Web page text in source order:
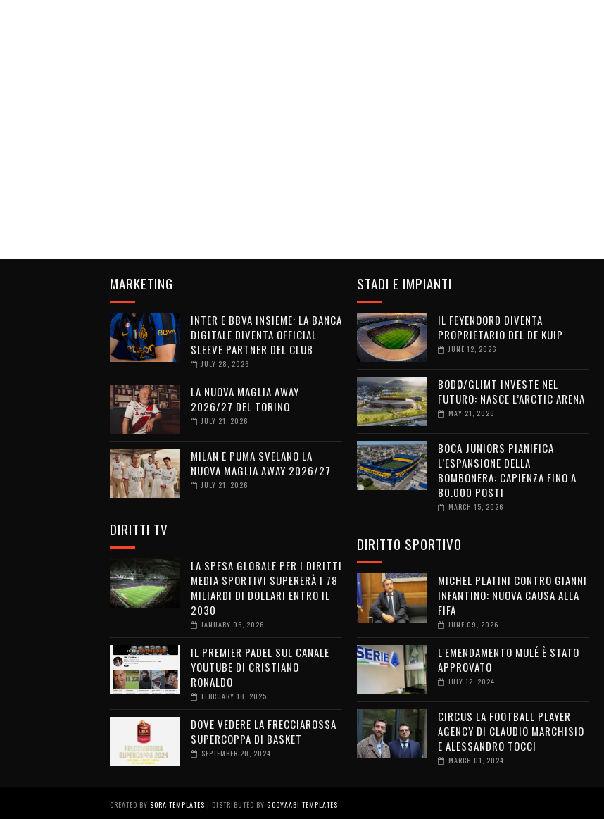
MARKETING
INTER E BBVA INSIEME: LA BANCA
DIGITALE DIVENTA OFFICIAL
SLEEVE PARTNER DEL CLUB
JULY 28, 2026
LA NUOVA MAGLIA AWAY
2026/27 DEL TORINO
JULY 21, 2026
MILAN E PUMA SVELANO LA
NUOVA MAGLIA AWAY 2026/27
JULY 21, 2026
DIRITTI TV
LA SPESA GLOBALE PER I DIRITTI
MEDIA SPORTIVI SUPERERÀ I 78
MILIARDI DI DOLLARI ENTRO IL
2030
JANUARY 06, 2026
IL PREMIER PADEL SUL CANALE
YOUTUBE DI CRISTIANO
RONALDO
FEBRUARY 18, 2025
DOVE VEDERE LA FRECCIAROSSA
SUPERCOPPA DI BASKET
SEPTEMBER 20, 2024
STADI E IMPIANTI
IL FEYENOORD DIVENTA
PROPRIETARIO DEL DE KUIP
JUNE 12, 2026
BODØ/GLIMT INVESTE NEL
FUTURO: NASCE L’ARCTIC ARENA
MAY 21, 2026
BOCA JUNIORS PIANIFICA
L’ESPANSIONE DELLA
BOMBONERA: CAPIENZA FINO A
80.000 POSTI
MARCH 15, 2026
DIRITTO SPORTIVO
MICHEL PLATINI CONTRO GIANNI
INFANTINO: NUOVA CAUSA ALLA
FIFA
JUNE 09, 2026
L'EMENDAMENTO MULÉ È STATO
APPROVATO
JULY 12, 2024
CIRCUS LA FOOTBALL PLAYER
AGENCY DI CLAUDIO MARCHISIO
E ALESSANDRO TOCCI
MARCH 01, 2024
CREATED BY SORA TEMPLATES | DISTRIBUTED BY GOOYAABI TEMPLATES